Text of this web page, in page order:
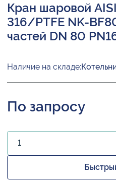
Кран шаровой
316/PTFE NK-
частей DN 80
Наличие на складе:
По запросу